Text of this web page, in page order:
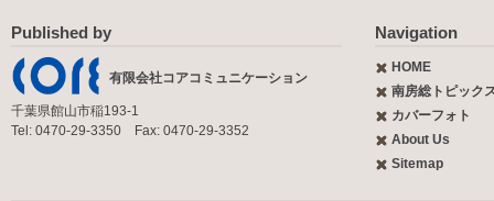
Published by
有限会社コアコミュニケーション
千葉県館山市稲193-1
Tel: 0470-29-3350 Fax: 0470-29-3352
Navigation
HOME
南房総トピック
カバーフォト
About Us
Sitemap